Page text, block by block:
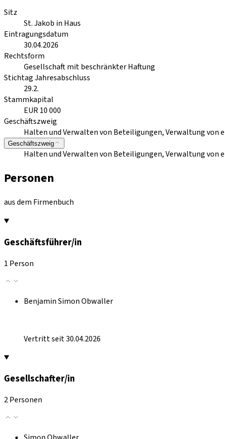
Sitz
St. Jakob in Haus
Eintragungsdatum
30.04.2026
Rechtsform
Gesellschaft mit beschränkter Haftung
Stichtag Jahresabschluss
29.2.
Stammkapital
EUR 10 000
Geschäftszweig
Halten und Verwalten von Beteiligungen, Verwaltung von
Geschäftszweig
Halten und Verwalten von Beteiligungen, Verwaltung von
Personen
aus dem Firmenbuch
Geschäftsführer/in
1 Person
Benjamin Simon Obwaller
Vertritt seit 30.04.2026
Gesellschafter/in
2 Personen